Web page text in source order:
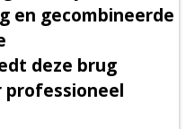
en gecombineerde
deze brug
professioneel